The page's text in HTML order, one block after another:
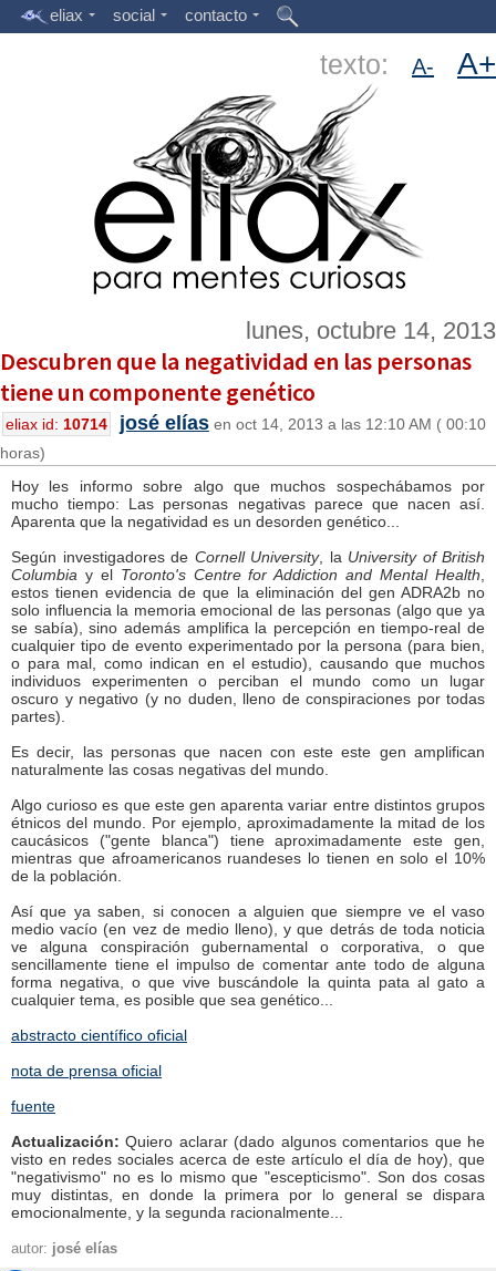
eliax social contacto
texto: A- A+
lunes, octubre 14, 2013
Descubren que la negatividad en las personas
tiene un componente genético
eliax id: 10714 josé elías en oct 14, 2013 a las 12:10 AM ( 00:10
horas)
Hoy les informo sobre algo que muchos sospechábamos por
mucho tiempo: Las personas negativas parece que nacen así.
Aparenta que la negatividad es un desorden genético...
Según investigadores de Cornell University, la University of British
Columbia y el Toronto's Centre for Addiction and Mental Health
estos tienen evidencia de que la eliminación del gen ADRA2b no
solo influencia la memoria emocional de las personas (algo que ya
se sabía), sino además amplifica la percepción en tiempo-real de
cualquier tipo de evento experimentado por la persona (para bien,
o para mal, como indican en el estudio), causando que muchos
individuos experimenten o perciban el mundo como un lugar
oscuro y negativo (y no duden, lleno de conspiraciones por todas
partes).
Es decir, las personas que nacen con este este gen amplifican
naturalmente las cosas negativas del mundo.
Algo curioso es que este gen aparenta variar entre distintos grupos
étnicos del mundo. Por ejemplo, aproximadamente la mitad de los
caucásicos ("gente blanca") tiene aproximadamente este gen,
mientras que afroamericanos ruandeses lo tienen en solo el 10%
de la población.
Así que ya saben, si conocen a alguien que siempre ve el vaso
medio vacío (en vez de medio lleno), y que detrás de toda noticia
ve alguna conspiración gubernamental o corporativa, o que
sencillamente tiene el impulso de comentar ante todo de alguna
forma negativa, o que vive buscándole la quinta pata al gato a
cualquier tema, es posible que sea genético...
abstracto científico oficial
nota de prensa oficial
fuente
Actualización: Quiero aclarar (dado algunos comentarios que he
visto en redes sociales acerca de este artículo el día de hoy), que
"negativismo" no es lo mismo que "escepticismo". Son dos cosas
muy distintas, en donde la primera por lo general se dispara
emocionalmente, y la segunda racionalmente...
autor: josé elías